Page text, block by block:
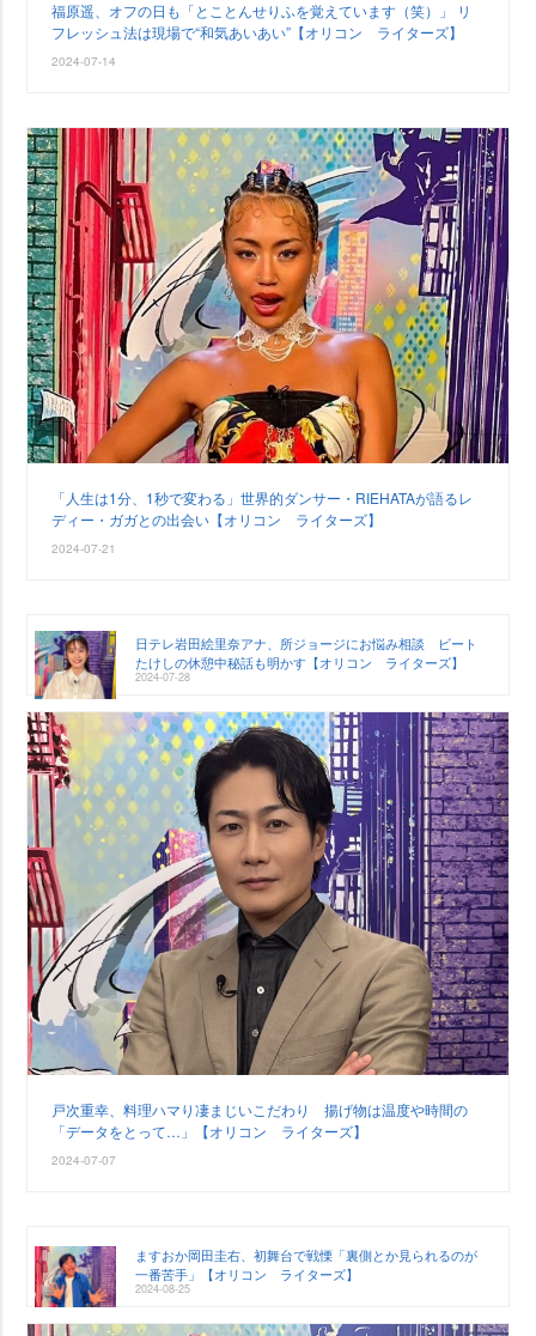
福原遥、オフの日も「とことんせりふを覚えています（笑）」 リ
フレッシュ法は現場で“和気あいあい”【オリコン ライターズ】
2024-07-14
「人生は1分、1秒で変わる」世界的ダンサー・RIEHATAが語るレ
ディー・ガガとの出会い【オリコン ライターズ】
2024-07-21
日テレ岩田絵里奈アナ、所ジョージにお悩み相談 ビート
たけしの休憩中秘話も明かす【オリコン ライターズ】
2024-07-28
戸次重幸、料理ハマり凄まじいこだわり 揚げ物は温度や時間の
「データをとって…」【オリコン ライターズ】
2024-07-07
ますおか岡田圭右、初舞台で戦慄「裏側とか見られるのが
一番苦手」【オリコン ライターズ】
2024-08-25